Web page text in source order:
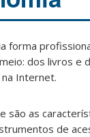
forma
dos livros e
Internet.
são as
de